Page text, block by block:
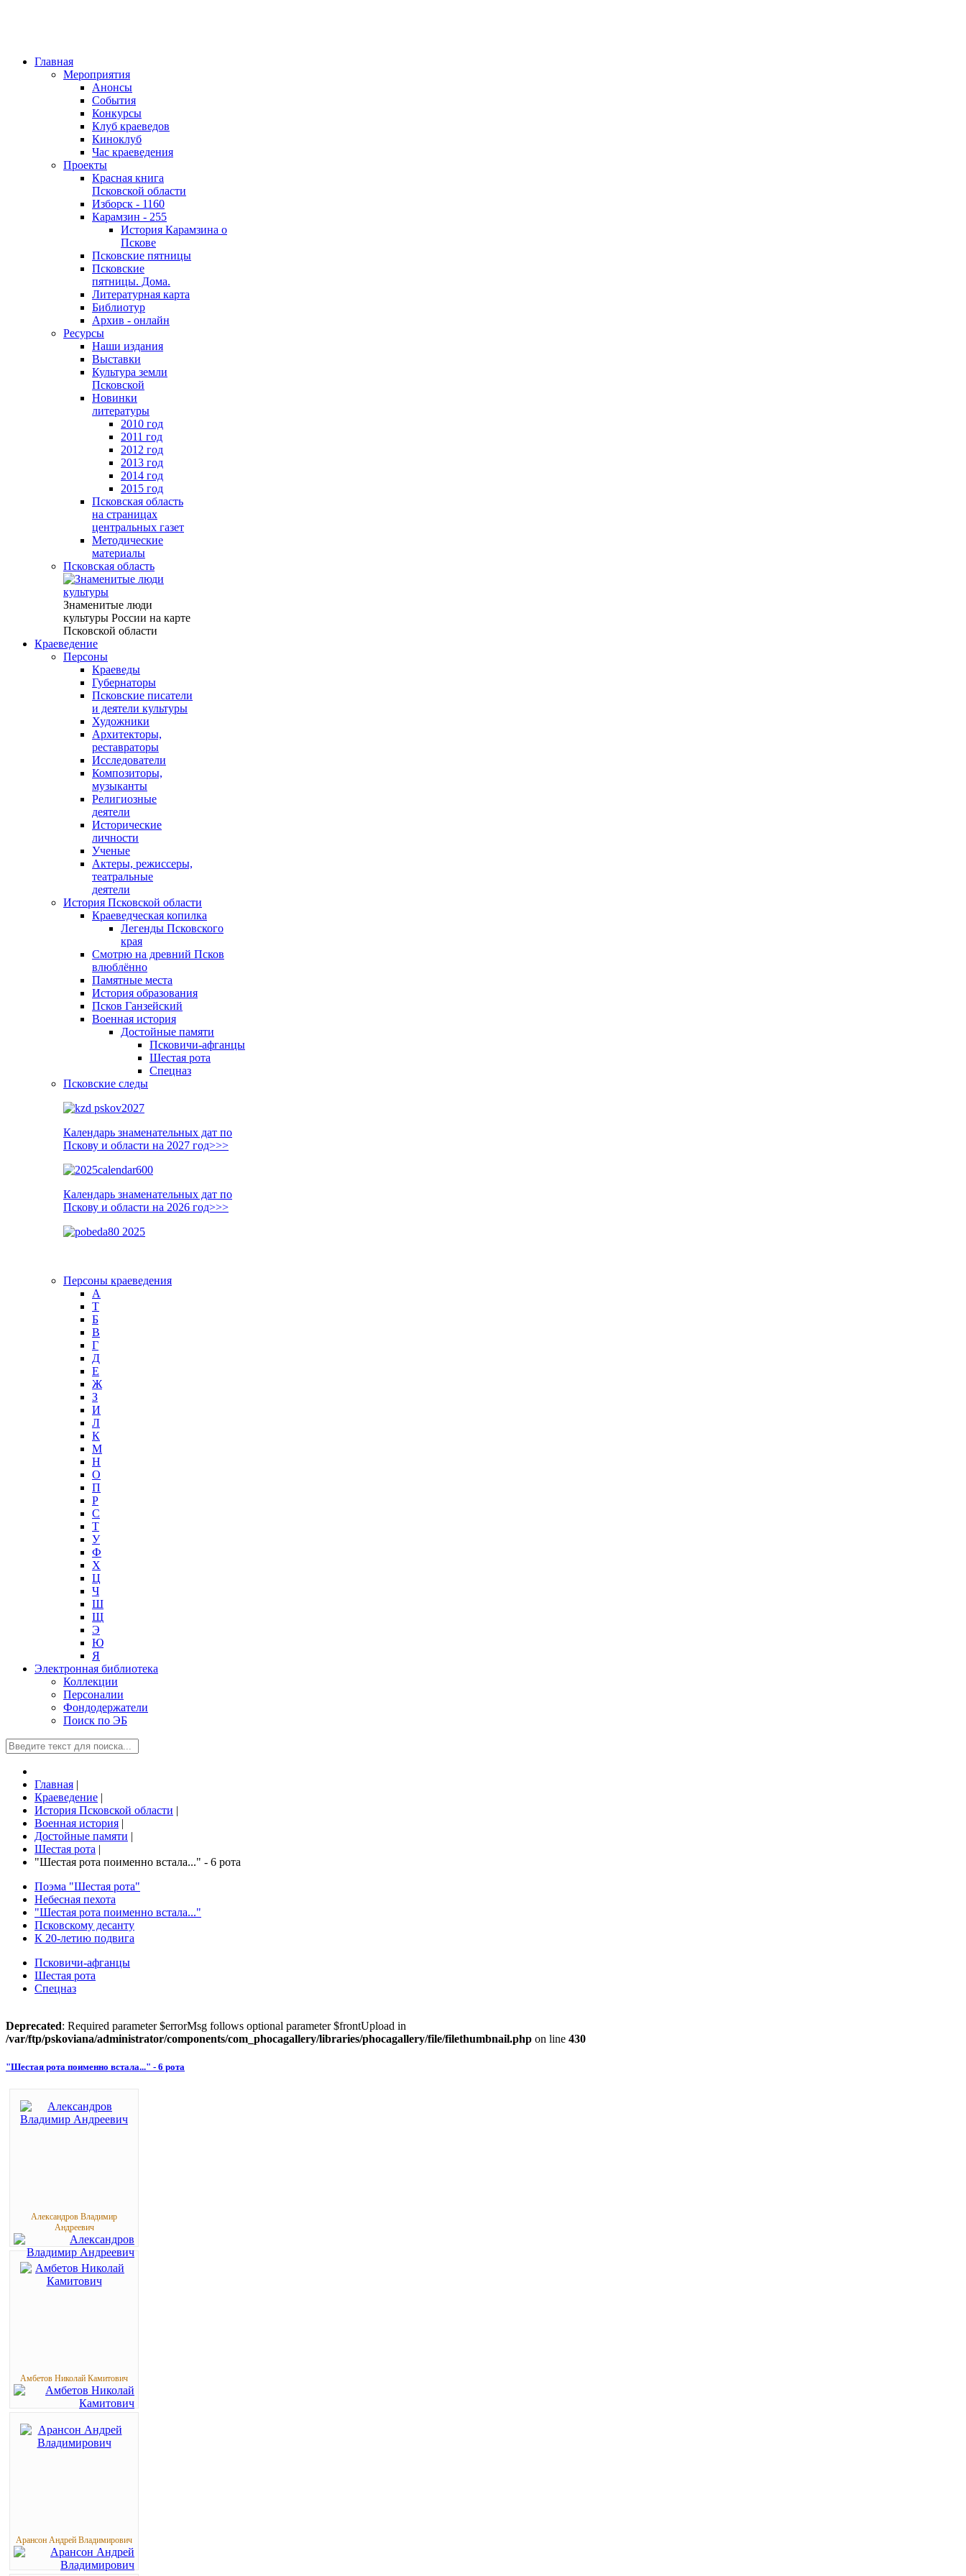
Главная
Мероприятия
Анонсы
События
Конкурсы
Клуб краеведов
Киноклуб
Час краеведения
Проекты
Красная книга
Псковской области
Изборск - 1160
Карамзин - 255
История Карамзина о
Пскове
Псковские пятницы
Псковские
пятницы. Дома.
Литературная карта
Библиотур
Архив - онлайн
Ресурсы
Наши издания
Выставки
Культура земли
Псковской
Новинки
литературы
2010 год
2011 год
2012 год
2013 год
2014 год
2015 год
Псковская область
на страницах
центральных газет
Методические
материалы
Псковская область
Знаменитые люди
культуры России на карте
Псковской области
Краеведение
Персоны
Краеведы
Губернаторы
Псковские писатели
и деятели культуры
Художники
Архитекторы,
реставраторы
Исследователи
Композиторы,
музыканты
Религиозные
деятели
Исторические
личности
Ученые
Актеры, режиссеры,
театральные
деятели
История Псковской области
Краеведческая копилка
Легенды Псковского
края
Смотрю на древний Псков
влюблённо
Памятные места
История образования
Псков Ганзейский
Военная история
Достойные памяти
Псковичи-афганцы
Шестая рота
Спецназ
Псковские следы
Календарь знаменательных дат по
Пскову и области на 2027 год>>>
Календарь знаменательных дат по
Пскову и области на 2026 год>>>
Персоны краеведения
А
T
Б
В
Г
Д
Е
Ж
З
И
Л
К
М
Н
О
П
Р
С
Т
У
Ф
Х
Ц
Ч
Ш
Щ
Э
Ю
Я
Электронная библиотека
Коллекции
Персоналии
Фондодержатели
Поиск по ЭБ
Главная |
Краеведение |
История Псковской области |
Военная история |
Достойные памяти |
Шестая рота |
"Шестая рота поименно встала..." - 6 рота
Поэма "Шестая рота"
Небесная пехота
"Шестая рота поименно встала..."
Псковскому десанту
К 20-летию подвига
Псковичи-афганцы
Шестая рота
Спецназ
Deprecated: Required parameter $errorMsg follows optional parameter $frontUpload in
/var/ftp/pskoviana/administrator/components/com_phocagallery/libraries/phocagallery/file/filethumbnail.php on line 430
"Шестая рота поименно встала..." - 6 рота
Александров Владимир
Андреевич
Амбетов Николай Камитович
Арансон Андрей Владимирович